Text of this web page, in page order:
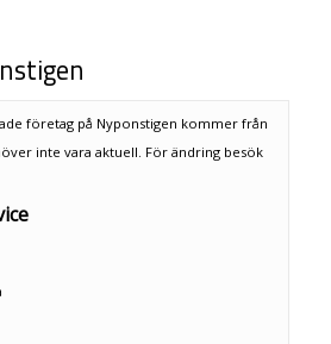
företag på Nyponstigen kommer från
inte vara aktuell. För ändring besök